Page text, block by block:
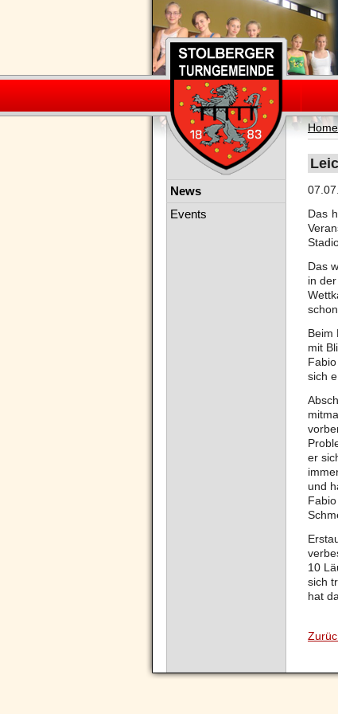
Home
Das
Das
in
Beim
mit
sich
er
und
10
sich
hat
Navigation
News
Events
Navigation